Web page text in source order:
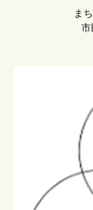
ま
市